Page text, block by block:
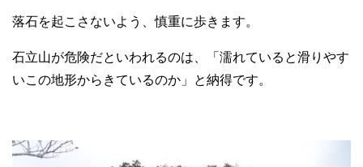
落石を起こさないよう、慎重に歩きます。
石立山が危険だといわれるのは、「濡れていると滑りやす
いこの地形からきているのか」と納得です。